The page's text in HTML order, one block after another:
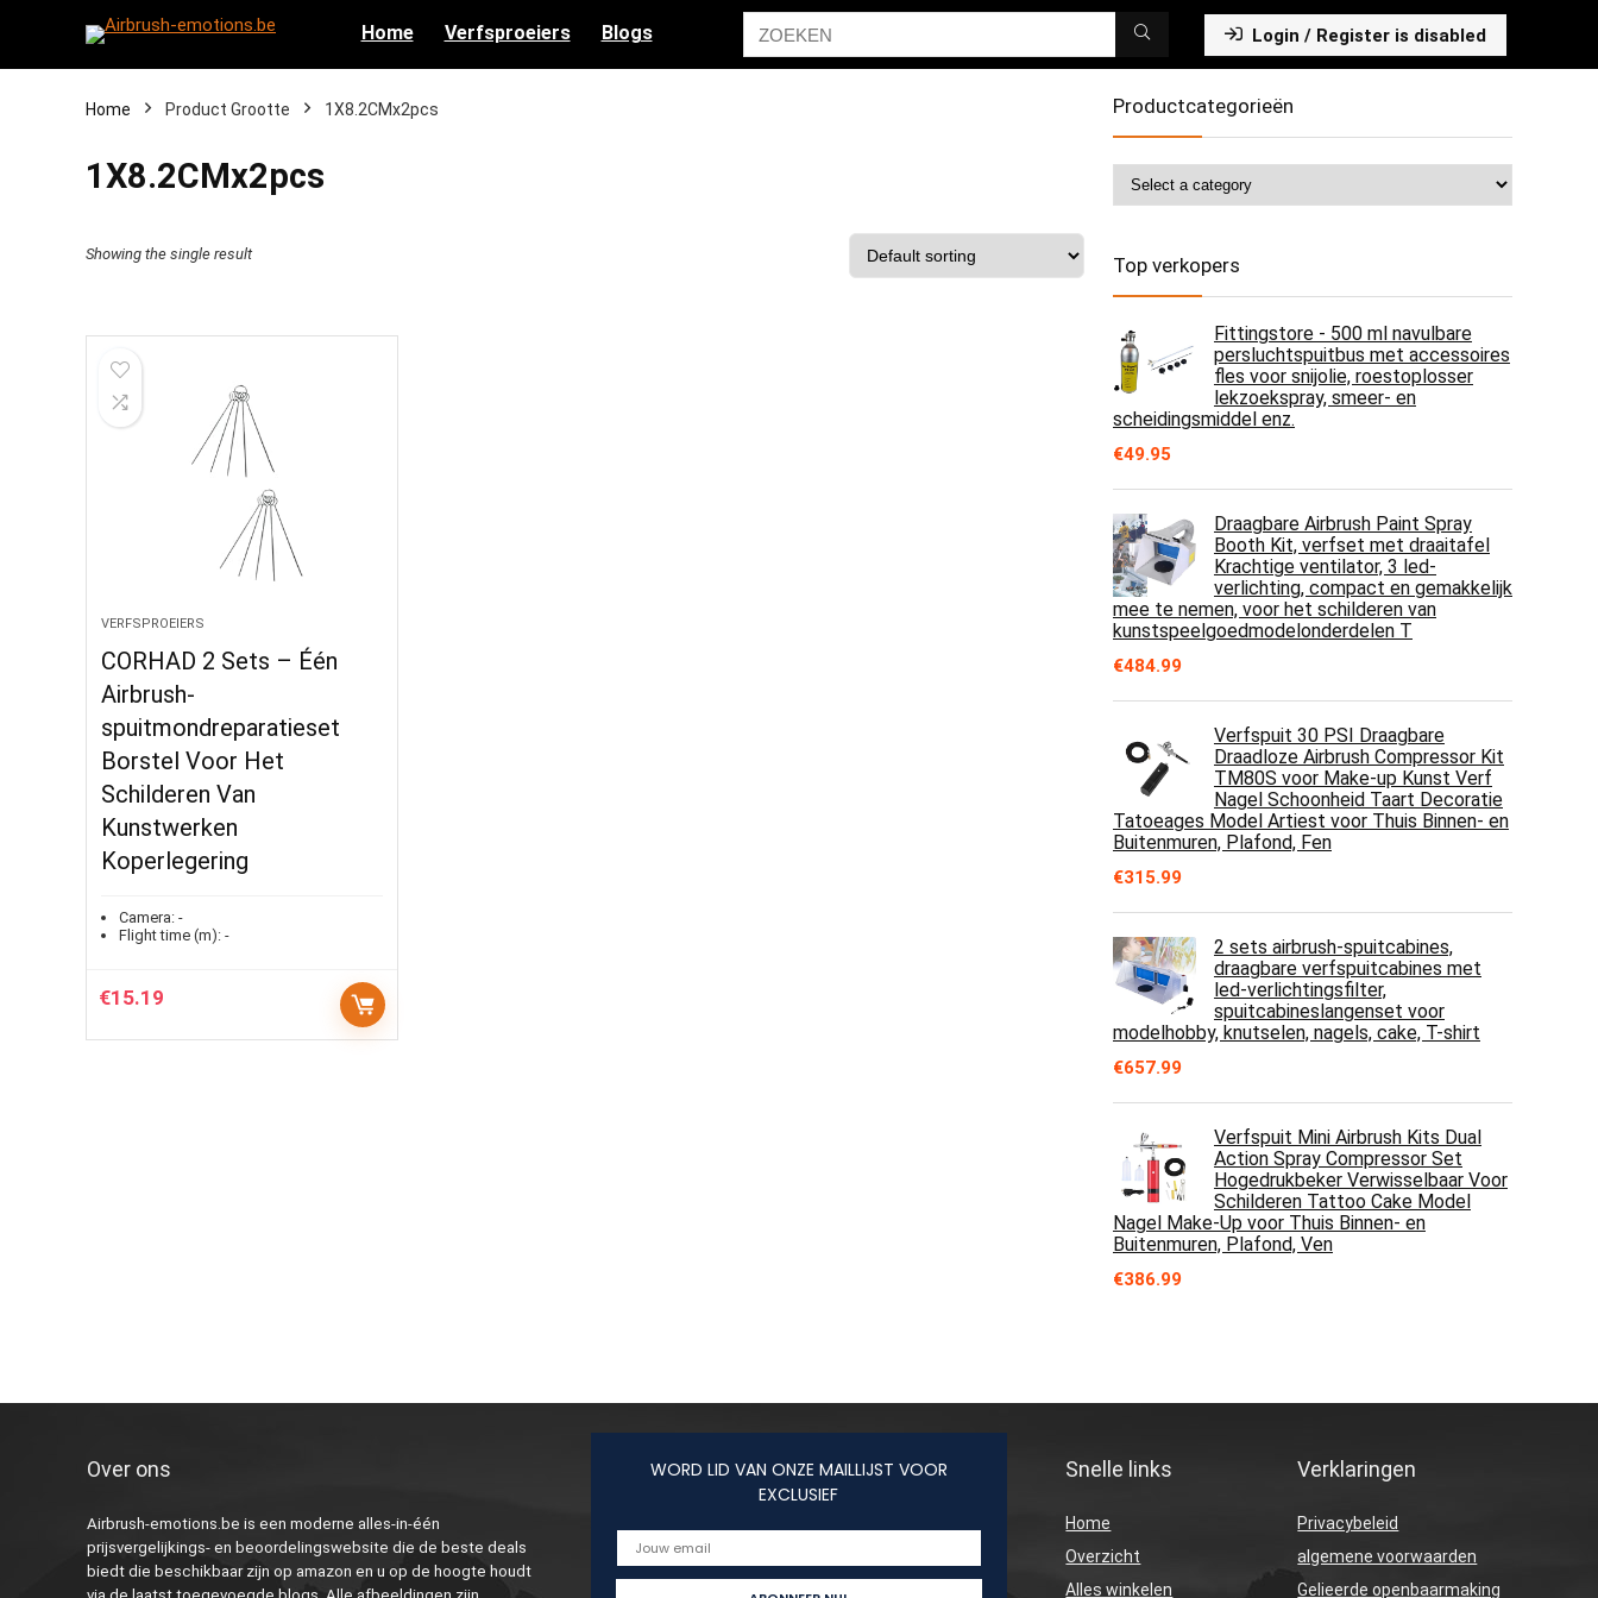
Home Verfsproeiers Blogs Login / Register is disabled
Home Product Grootte ‎1X8.2CMx2pcs
‎1X8.2CMx2pcs
Showing the single result
VERFSPROEIERS
CORHAD 2 Sets – Één
Airbrush-
spuitmondreparatieset
Borstel Voor Het
Schilderen Van
Kunstwerken
Koperlegering
Camera: -
Flight time (m): -
€15.19
Productcategorieën
Top verkopers
Fittingstore - 500 ml navulbare
persluchtspuitbus met accessoires
fles voor snijolie, roestoplosser
lekzoekspray, smeer- en
scheidingsmiddel enz.
€49.95
Draagbare Airbrush Paint Spray
Booth Kit, verfset met draaitafel
Krachtige ventilator, 3 led-
verlichting, compact en gemakkelijk
mee te nemen, voor het schilderen van
kunstspeelgoedmodelonderdelen T
€484.99
Verfspuit 30 PSI Draagbare
Draadloze Airbrush Compressor Kit
TM80S voor Make-up Kunst Verf
Nagel Schoonheid Taart Decoratie
Tatoeages Model Artiest voor Thuis Binnen- en
Buitenmuren, Plafond, Fen
€315.99
2 sets airbrush-spuitcabines,
draagbare verfspuitcabines met
led-verlichtingsfilter,
spuitcabineslangenset voor
modelhobby, knutselen, nagels, cake, T-shirt
€657.99
Verfspuit Mini Airbrush Kits Dual
Action Spray Compressor Set
Hogedrukbeker Verwisselbaar Voor
Schilderen Tattoo Cake Model
Nagel Make-Up voor Thuis Binnen- en
Buitenmuren, Plafond, Ven
€386.99
Over ons
Airbrush-emotions.be is een moderne alles-in-één
prijsvergelijkings- en beoordelingswebsite die de beste deals
biedt die beschikbaar zijn op amazon en u op de hoogte houdt
WORD LID VAN ONZE MAILLIJST VOOR
EXCLUSIEF
Snelle links
Home
Overzicht
Alles winkelen
Verklaringen
Privacybeleid
algemene voorwaarden
Gelieerde openbaarmaking